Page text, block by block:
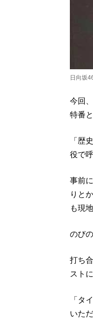
日向坂
今回
特番
「歴
役で
事前
りと
も現
のび
打ち
スト
「タ
いた